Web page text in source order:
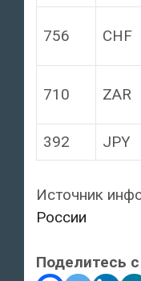
756 CHF
710 ZAR
392
JPY
Источник
России
Поделитесь